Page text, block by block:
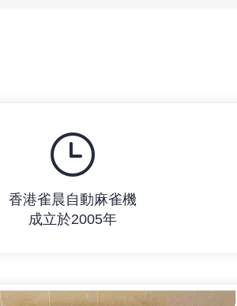
香港雀晨自動麻雀機
成立於2005年